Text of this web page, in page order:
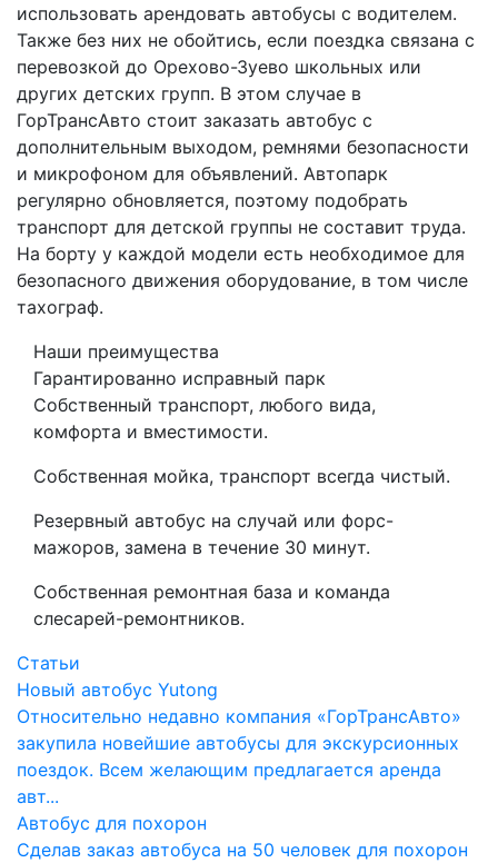
использовать арендовать автобусы с водителем.
Также без них не обойтись, если поездка связана с
перевозкой до Орехово-Зуево школьных или
других детских групп. В этом случае в
ГорТрансАвто стоит заказать автобус с
дополнительным выходом, ремнями безопасности
и микрофоном для объявлений. Автопарк
регулярно обновляется, поэтому подобрать
транспорт для детской группы не составит труда.
На борту у каждой модели есть необходимое для
безопасного движения оборудование, в том числе
тахограф.
Наши преимущества
Гарантированно исправный парк
Собственный транспорт, любого вида,
комфорта и вместимости.
Собственная мойка, транспорт всегда чистый.
Резервный автобус на случай или форс-
мажоров, замена в течение 30 минут.
Собственная ремонтная база и команда
слесарей-ремонтников.
Статьи
Новый автобус Yutong
Относительно недавно компания «ГорТрансАвто»
закупила новейшие автобусы для экскурсионных
поездок. Всем желающим предлагается аренда
авт...
Автобус для похорон
Сделав заказ автобуса на 50 человек для похорон